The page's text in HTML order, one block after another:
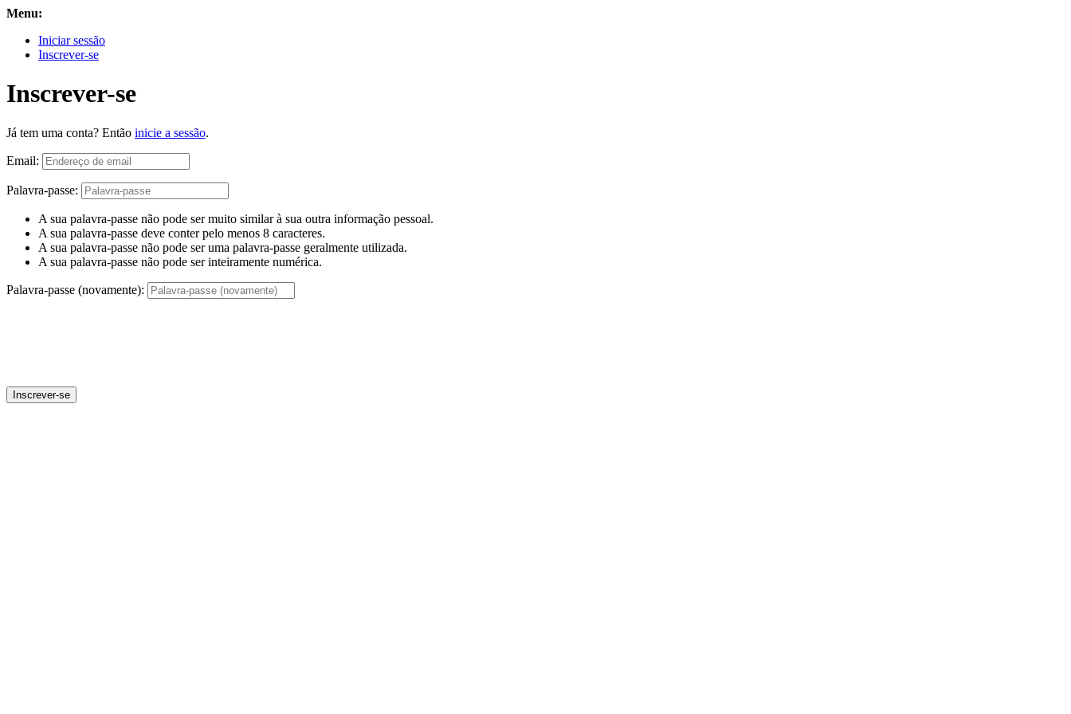
Menu:
Iniciar sessão
Inscrever-se
Inscrever-se
Já tem uma conta? Então inicie a sessão.
Email:
Palavra-passe:
A sua palavra-passe não pode ser muito similar à sua outra informação pessoal.
A sua palavra-passe deve conter pelo menos 8 caracteres.
A sua palavra-passe não pode ser uma palavra-passe geralmente utilizada.
A sua palavra-passe não pode ser inteiramente numérica.
Palavra-passe (novamente):
Inscrever-se